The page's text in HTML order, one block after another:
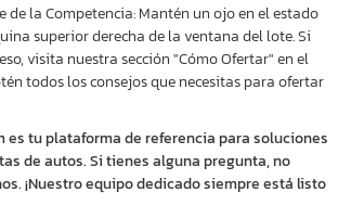
de la Competencia: Mantén un ojo en el estado
superior derecha de la ventana del lote. Si
visita nuestra sección "Cómo Ofertar" en el
todos los consejos que necesitas para ofertar
es tu plataforma de referencia para soluciones
de autos. Si tienes alguna pregunta, no
¡Nuestro equipo dedicado siempre está listo